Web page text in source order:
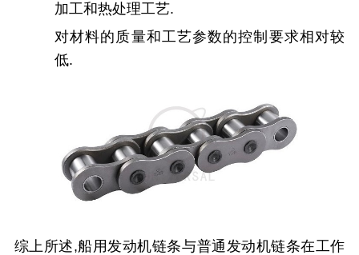
加工和热处理工艺.
对材料的质量和工艺参数的控制要求相对较
低.
综上所述,船用发动机链条与普通发动机链条在工作